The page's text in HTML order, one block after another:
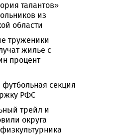
талантов»
из
области
труженики
жилье с
процент
футбольная секция
РФС
трейл и
округа